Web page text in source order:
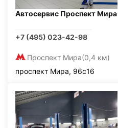
Автосервис Проспект Мира
+7 (495) 023-42-98
Проспект Мира(0,4 км)
проспект Мира, 96с16